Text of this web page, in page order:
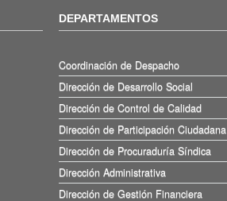
DEPARTAMENTOS
Coordinación de Despacho
Dirección de Desarrollo Social
Dirección de Control de Calidad
Dirección de Participación Ciudadana
Dirección de Procuraduría Síndica
Dirección Administrativa
Dirección de Gestión Financiera